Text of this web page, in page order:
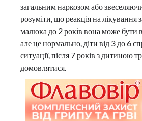
загальним наркозом або
розуміти, що реакція на лікування
малюка до 2 років вона може бути
але це нормально, діти від 3 до 6
ситуації, після 7 років з дитиною
домовлятися.